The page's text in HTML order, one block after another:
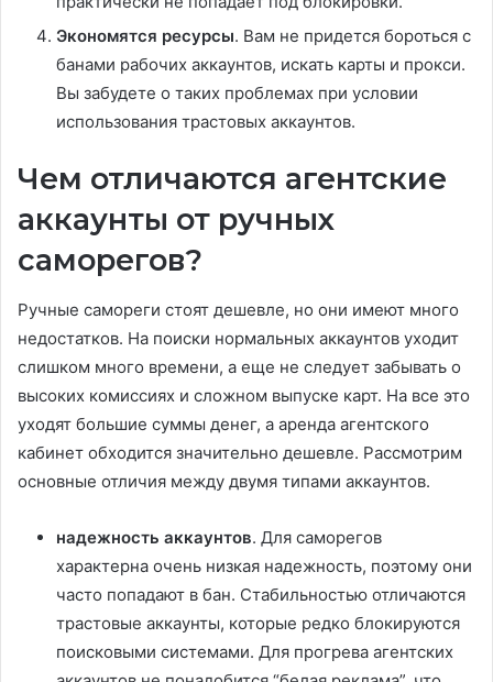
Экономятся ресурсы. Вам не придется бороться с
банами рабочих аккаунтов, искать карты и прокси.
Вы забудете о таких проблемах при условии
использования трастовых аккаунтов.
Чем отличаются агентские
аккаунты от ручных
саморегов?
Ручные самореги стоят дешевле, но они имеют много
недостатков. На поиски нормальных аккаунтов уходит
слишком много времени, а еще не следует забывать о
высоких комиссиях и сложном выпуске карт. На все это
уходят большие суммы денег, а аренда агентского
кабинет обходится значительно дешевле. Рассмотрим
основные отличия между двумя типами аккаунтов.
надежность аккаунтов. Для саморегов
характерна очень низкая надежность, поэтому они
часто попадают в бан. Стабильностью отличаются
трастовые аккаунты, которые редко блокируются
поисковыми системами. Для прогрева агентских